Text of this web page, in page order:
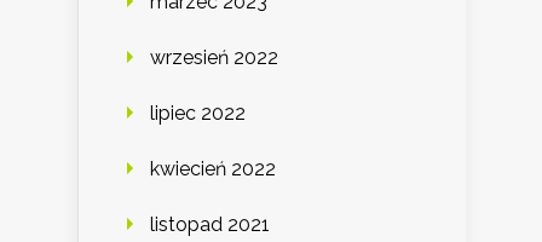
wrzesień 2022
lipiec 2022
kwiecień 2022
listopad 2021